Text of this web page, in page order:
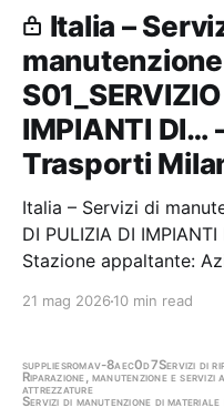
Italia –
IMPIANTI DI…
Trasporti
Italia – Servizi di
DI PULIZIA DI
Stazione appaltante:
21 mag 2026 10 min read
suppliesromav-8aec0d7Servizi di
Riparazione, manutenzione e
attrezzature
Servizi di manutenzione di